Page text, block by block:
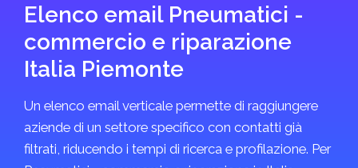
Elenco email Pneumatici -
commercio e riparazione
Italia Piemonte
Un elenco email verticale permette di raggiungere
aziende di un settore specifico con contatti già
filtrati, riducendo i tempi di ricerca e profilazione. Per